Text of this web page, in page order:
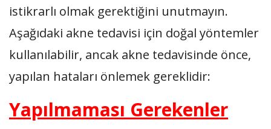
istikrarlı olmak gerektiğini unutmayın.
Aşağıdaki akne tedavisi için doğal yöntemler
kullanılabilir, ancak akne tedavisinde önce,
yapılan hataları önlemek gereklidir:
Yapılmaması Gerekenler